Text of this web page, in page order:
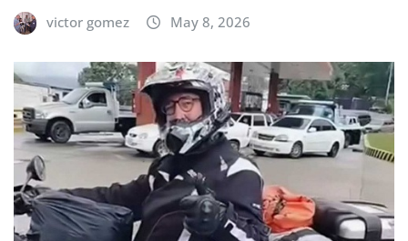
victor gomez May 8, 2026